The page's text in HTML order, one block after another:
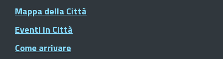
Mappa della Città
Eventi in Città
Come arrivare